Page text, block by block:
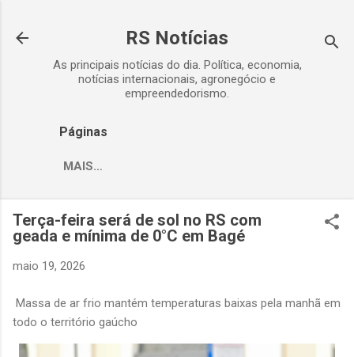
RS Notícias
As principais notícias do dia. Política, economia,
notícias internacionais, agronegócio e
empreendedorismo.
Páginas
MAIS…
Terça-feira será de sol no RS com
geada e mínima de 0°C em Bagé
maio 19, 2026
Massa de ar frio mantém temperaturas baixas pela manhã em
todo o território gaúcho